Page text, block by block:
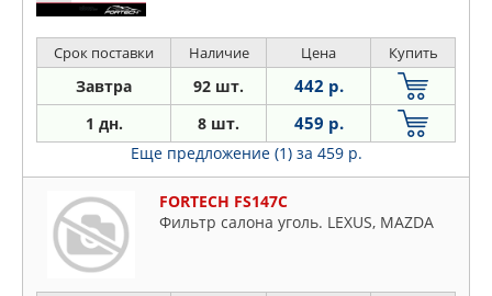
Срок поставки Наличие Цена Купить
Завтра 92 шт. 442 р.
1 дн. 8 шт. 459 р.
Еще предложение (1) за 459 р.
FORTECH FS147C
Фильтр салона уголь. LEXUS, MAZDA